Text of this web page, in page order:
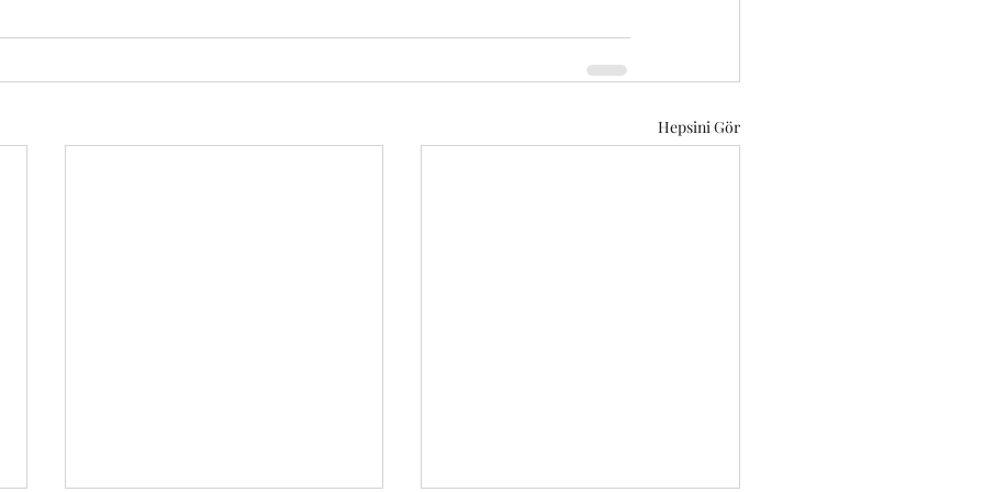
Hepsini Gör